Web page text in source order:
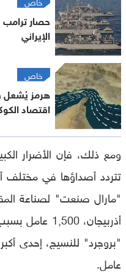
حصار
الإيراني
خاص
هرمز يُشعل
اقتصاد
ومع ذلك، فإن الأضرار
تتردد أصداؤها في مختلف
"مارال صنعت" لصناعة
أذربيجان،
عامل.